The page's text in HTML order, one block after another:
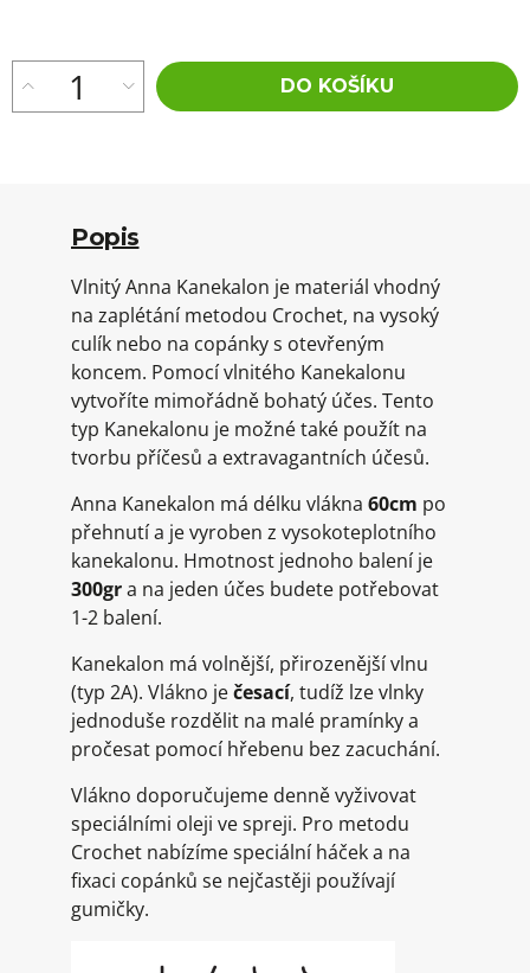
DO KOŠÍKU
Popis
Vlnitý Anna Kanekalon je materiál vhodný
na zaplétání metodou Crochet, na vysoký
culík nebo na copánky s otevřeným
koncem. Pomocí vlnitého Kanekalonu
vytvoříte mimořádně bohatý účes. Tento
typ Kanekalonu je možné také použít na
tvorbu příčesů a extravagantních účesů.
Anna Kanekalon má délku vlákna 60cm po
přehnutí a je vyroben z vysokoteplotního
kanekalonu. Hmotnost jednoho balení je
300gra na jeden účes budete potřebovat
1-2 balení.
Kanekalon má volnější, přirozenější vlnu
(typ 2A). Vlákno ječesací, tudíž lze vlnky
jednoduše rozdělit na malé pramínky a
pročesat pomocí hřebenu bez zacuchání.
Vlákno doporučujeme denně vyživovat
speciálními oleji ve spreji. Pro metodu
Crochet nabízíme speciální háček a na
fixaci copánků se nejčastěji používají
gumičky.